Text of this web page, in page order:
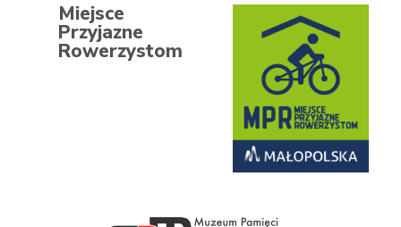
Miejsce
Przyjazne
Rowerzystom